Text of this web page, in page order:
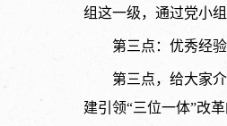
组这一级，通过党小
第三点：优秀经
第三点，给大家
建引领“三位一体”改